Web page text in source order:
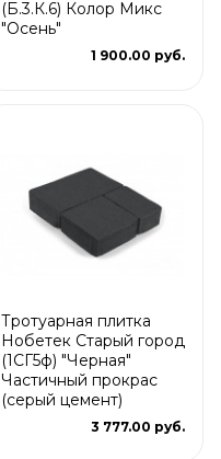
(Б.3.К.6) Колор Микс
"Осень"
1 900.00 руб.
Тротуарная плитка
Нобетек Старый город
(1СГ5ф) "Черная"
Частичный прокрас
(серый цемент)
3 777.00 руб.